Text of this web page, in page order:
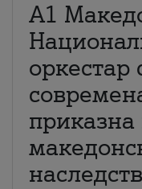
А1
оркестар